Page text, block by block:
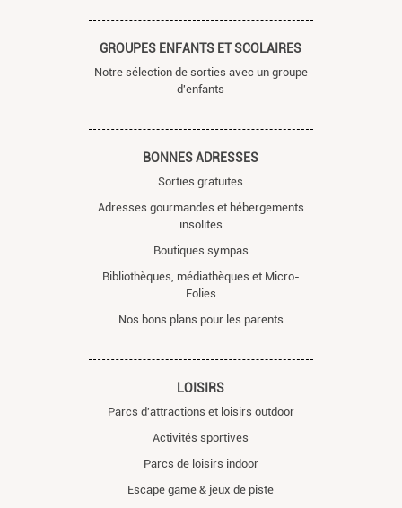
GROUPES ENFANTS ET SCOLAIRES
Notre sélection de sorties avec un groupe
d'enfants
BONNES ADRESSES
Sorties gratuites
Adresses gourmandes et hébergements
insolites
Boutiques sympas
Bibliothèques, médiathèques et Micro-
Folies
Nos bons plans pour les parents
LOISIRS
Parcs d'attractions et loisirs outdoor
Activités sportives
Parcs de loisirs indoor
Escape game & jeux de piste